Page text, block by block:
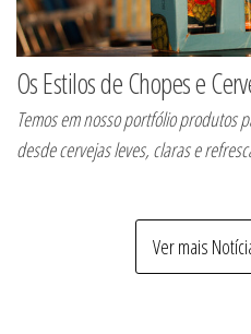
Os Estilos de Chopes e
Temos em nosso portfólio produtos
desde cervejas leves, claras e
Ver mais